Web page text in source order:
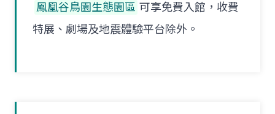
鳳凰谷鳥園生態園區 可享免費入館，收費
特展、劇場及地震體驗平台除外。